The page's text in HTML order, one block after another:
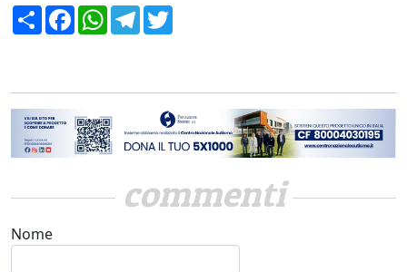
CondividiFacebookWhatsApp
Telegram
commenti
Nome